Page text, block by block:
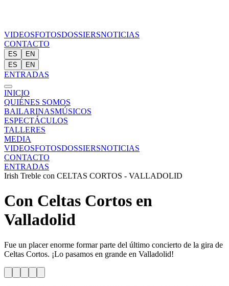
VIDEOSFOTOSDOSSIERSNOTICIAS
CONTACTO
ES
EN
ES
EN
ENTRADAS
INICIO
QUIÉNES SOMOS
BAILARINASMÚSICOS
ESPECTÁCULOS
TALLERES
MEDIA
VIDEOSFOTOSDOSSIERSNOTICIAS
CONTACTO
ENTRADAS
Irish Treble con CELTAS CORTOS - VALLADOLID
Con Celtas Cortos en
Valladolid
Fue un placer enorme formar parte del último concierto de la gira de
Celtas Cortos. ¡Lo pasamos en grande en Valladolid!